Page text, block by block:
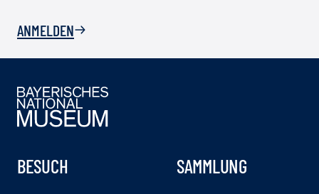
ANMELDEN
BESUCH SAMMLUNG